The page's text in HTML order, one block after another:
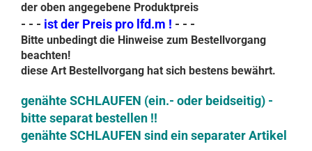
der oben angegebene Produktpreis
- - - ist der Preis pro lfd.m ! - - -
Bitte unbedingt die Hinweise zum Bestellvorgang
beachten!
diese Art Bestellvorgang hat sich bestens bewährt.
genähte SCHLAUFEN (ein.- oder beidseitig) -
bitte separat bestellen !!
genähte SCHLAUFEN sind ein separater Artikel